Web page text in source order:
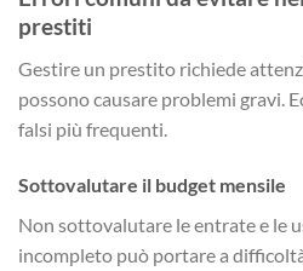
prestiti
Gestire un prestito richiede
possono causare problemi gravi.
falsi più frequenti.
Sottovalutare il budget mensile
Non sottovalutare le entrate e le
incompleto può portare a